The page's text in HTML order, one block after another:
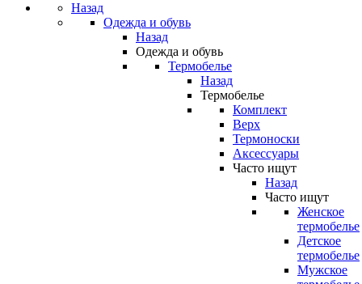
Назад
Одежда и обувь
Назад
Одежда и обувь
Термобелье
Назад
Термобелье
Комплект
Верх
Термоноски
Аксессуары
Часто ищут
Назад
Часто ищут
Женское
термобелье
Детское
термобелье
Мужское